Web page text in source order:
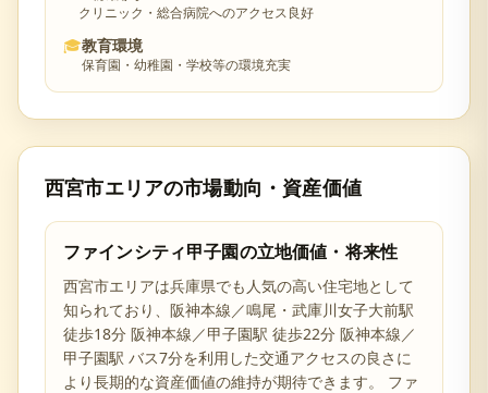
クリニック・総合病院へのアクセス良好
🎓教育環境
保育園・幼稚園・学校等の環境充実
西宮市エリアの市場動向・資産価値
ファインシティ甲子園の立地価値・将来性
西宮市エリアは兵庫県でも人気の高い住宅地として
知られており、 阪神本線／鳴尾・武庫川女子大前駅
徒歩18分 阪神本線／甲子園駅 徒歩22分 阪神本線／
甲子園駅 バス7分を利用した交通アクセスの良さ に
より長期的な資産価値の維持が期待できます。 ファ